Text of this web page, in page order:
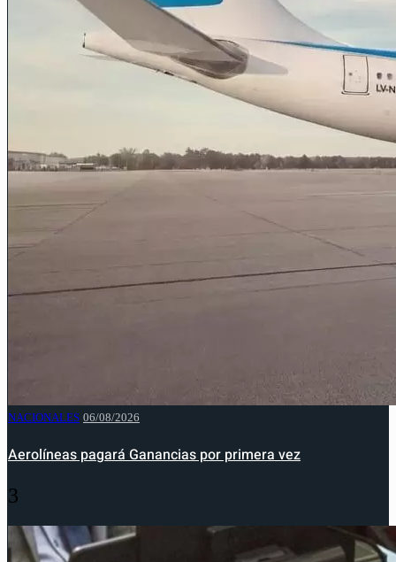
NACIONALES 06/08/2026
Aerolíneas pagará Ganancias por primera vez
3